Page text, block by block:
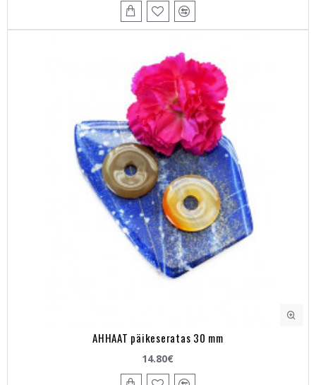
AHHAAT päikeseratas 30 mm
14.80€